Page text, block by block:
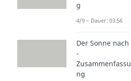
g
4/9 – Dauer: 03:56
Der Sonne nach
-
Zusammenfassu
ng